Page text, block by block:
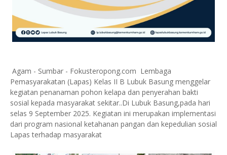
Agam - Sumbar - Fokusteropong.com Lembaga
Pemasyarakatan (Lapas) Kelas II B Lubuk Basung menggelar
kegiatan penanaman pohon kelapa dan penyerahan bakti
sosial kepada masyarakat sekitar..Di Lubuk Basung,pada hari
selas 9 September 2025. Kegiatan ini merupakan implementasi
dari program nasional ketahanan pangan dan kepedulian sosial
Lapas terhadap masyarakat